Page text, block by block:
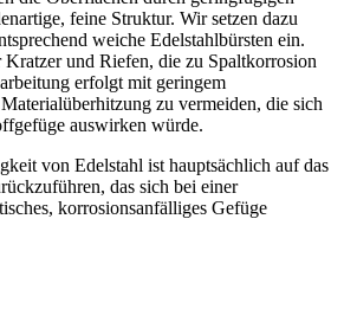
feine Struktur. Wir setzen dazu
weiche Edelstahlbürsten ein.
und Riefen, die zu Spaltkorrosion
erfolgt mit geringem
zu vermeiden, die sich
auswirken würde.
von Edelstahl ist hauptsächlich auf das
das sich bei einer
korrosionsanfälliges Gefüge